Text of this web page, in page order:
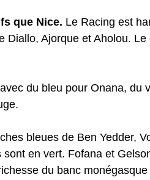
que Nice. Le Racing est
Diallo, Ajorque et Aholou. Le
avec du bleu pour Onana, du
bleues de Ben Yedder,
en vert. Fofana et
du banc